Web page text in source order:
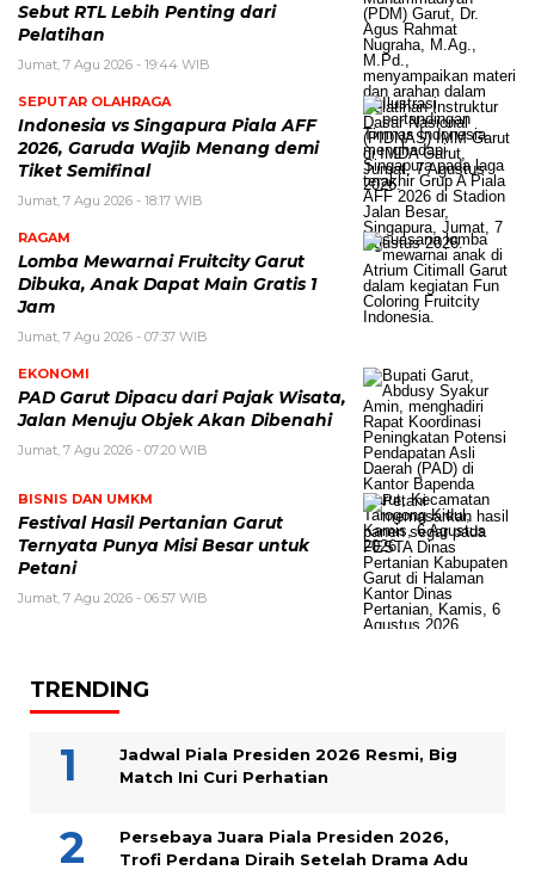
Sebut RTL Lebih Penting dari
Pelatihan
Jumat, 7 Agu 2026 - 19:44 WIB
SEPUTAR OLAHRAGA
Indonesia vs Singapura Piala AFF
2026, Garuda Wajib Menang demi
Tiket Semifinal
Jumat, 7 Agu 2026 - 18:17 WIB
RAGAM
Lomba Mewarnai Fruitcity Garut
Dibuka, Anak Dapat Main Gratis 1
Jam
Jumat, 7 Agu 2026 - 07:37 WIB
EKONOMI
PAD Garut Dipacu dari Pajak Wisata,
Jalan Menuju Objek Akan Dibenahi
Jumat, 7 Agu 2026 - 07:20 WIB
BISNIS DAN UMKM
Festival Hasil Pertanian Garut
Ternyata Punya Misi Besar untuk
Petani
Jumat, 7 Agu 2026 - 06:57 WIB
TRENDING
Jadwal Piala Presiden 2026 Resmi, Big
Match Ini Curi Perhatian
Persebaya Juara Piala Presiden 2026,
Trofi Perdana Diraih Setelah Drama Adu